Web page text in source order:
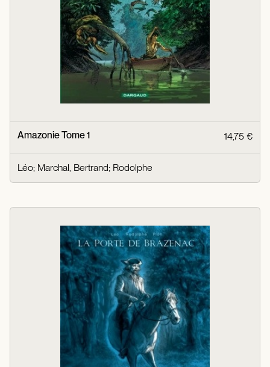
Amazonie Tome 1 14,75 €
Léo; Marchal, Bertrand; Rodolphe